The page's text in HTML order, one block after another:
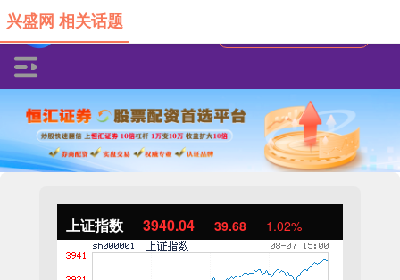
上证指数 3940.04 39.68 1.02%
兴盛网 相关话题